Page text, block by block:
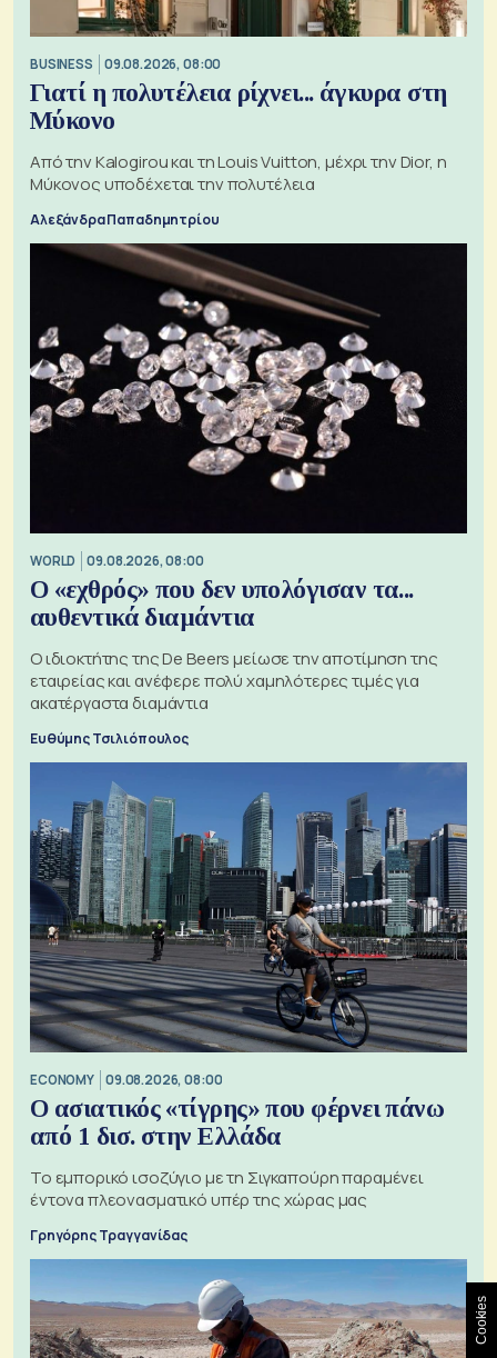
BUSINESS 09.08.2026, 08:00
Γιατί η πολυτέλεια ρίχνει... άγκυρα στη
Μύκονο
Από την Kalogirou και τη Louis Vuitton, μέχρι την Dior, η
Μύκονος υποδέχεται την πολυτέλεια
Αλεξάνδρα Παπαδημητρίου
WORLD 09.08.2026, 08:00
Ο «εχθρός» που δεν υπολόγισαν τα...
αυθεντικά διαμάντια
Ο ιδιοκτήτης της De Beers μείωσε την αποτίμηση της
εταιρείας και ανέφερε πολύ χαμηλότερες τιμές για
ακατέργαστα διαμάντια
Ευθύμης Τσιλιόπουλος
ECONOMY 09.08.2026, 08:00
Ο ασιατικός «τίγρης» που φέρνει πάνω
από 1 δισ. στην Ελλάδα
Το εμπορικό ισοζύγιο με τη Σιγκαπούρη παραμένει
έντονα πλεονασματικό υπέρ της χώρας μας
Γρηγόρης Τραγγανίδας
Cookies